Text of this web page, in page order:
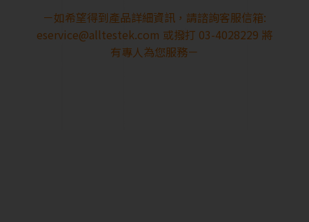
－如希望得到產品詳細資訊，請諮詢客服信箱:
eservice@alltestek.com 或撥打 03-4028229 將
有專人為您服務－